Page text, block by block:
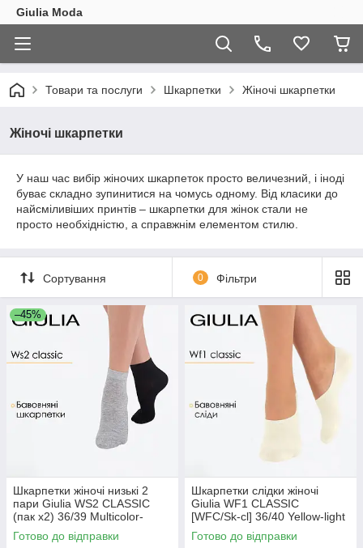
Giulia Moda
Товари та послуги Шкарпетки Жіночі шкарпетки
Жіночі шкарпетки
У наш час вибір жіночих шкарпеток просто величезний, і іноді
буває складно зупинитися на чомусь одному. Від класики до
найсміливіших принтів – шкарпетки для жінок стали не
просто необхідністю, а справжнім елементом стилю.
Сортування 0 Фільтри
–45%
Шкарпетки жіночі низькі 2
пари Giulia WS2 CLASSIC
(пак х2) 36/39 Multicolor-
black/light grey melange,
класичні бавовняні
Готово до відправки
Шкарпетки слідки жіночі
Giulia WF1 CLASSIC
[WFC/Sk-cl] 36/40 Yellow-light
yellow, бавовняні сліди,
низька посадка
Готово до відправки